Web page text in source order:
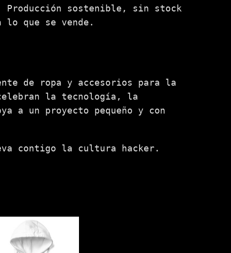
Producción sostenible, sin stock
que se vende.
de ropa y accesorios para la
la tecnología, la
a un proyecto pequeño y con
contigo la cultura hacker.